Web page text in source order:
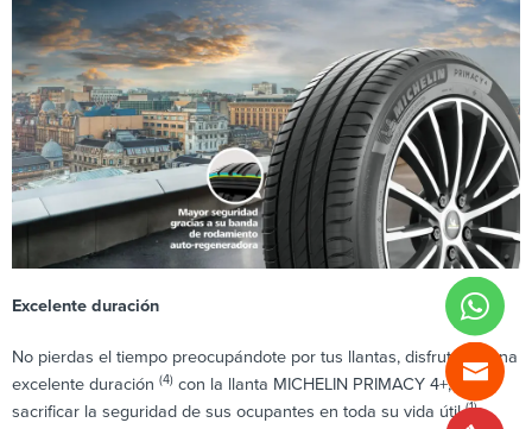
Excelente duración
No pierdas el tiempo preocupándote por tus llantas, disfruta de una
excelente duración (4) con la llanta MICHELIN PRIMACY 4+, sin
sacrificar la seguridad de sus ocupantes en toda su vida útil(1).